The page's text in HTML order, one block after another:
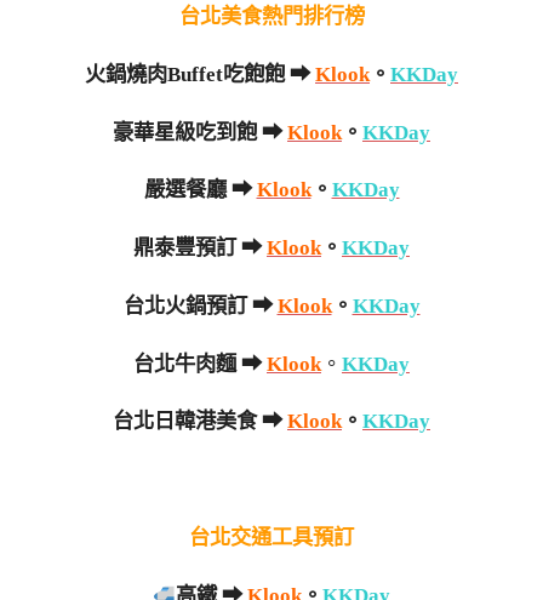
台北美食熱門排行榜
火鍋燒肉Buffet吃飽飽 ➡Klook 。 KKDay
豪華星級吃到飽 ➡Klook 。 KKDay
嚴選餐廳 ➡Klook。 KKDay
鼎泰豐預訂 ➡Klook。 KKDay
台北火鍋預訂 ➡Klook。 KKDay
台北牛肉麵 ➡Klook 。 KKDay
台北日韓港美食 ➡Klook。 KKDay
台北交通工具預訂
高鐵 ➡Klook 。KKDay